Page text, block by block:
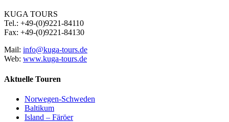
KUGA TOURS
Tel.: +49-(0)9221-84110
Fax: +49-(0)9221-84130
Mail: info@kuga-tours.de
Web: www.kuga-tours.de
Aktuelle Touren
Norwegen-Schweden
Baltikum
Island – Färöer